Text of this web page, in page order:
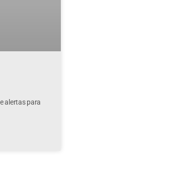
alertas para